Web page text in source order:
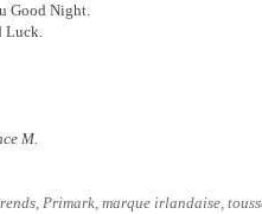
Good Night.
Luck.
M.
Primark, marque irlandaise,